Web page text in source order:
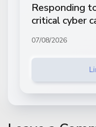
Responding
critical cyber
07/08/2026